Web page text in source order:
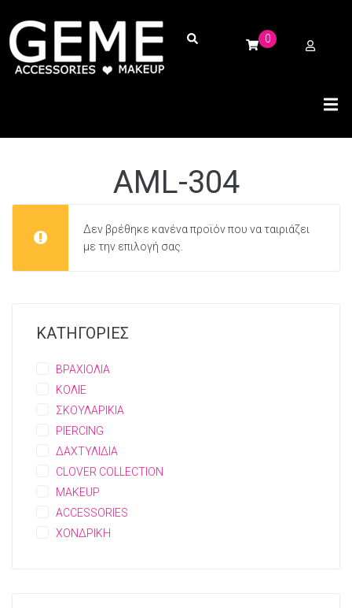
0
AML-304
Δεν βρέθηκε κανένα προϊόν που να ταιριάζει
με την επιλογή σας.
ΚΑΤΗΓΟΡΙΕΣ
ΒΡΑΧΙΟΛΙΑ
ΚΟΛΙΕ
ΣΚΟΥΛΑΡΙΚΙΑ
PIERCING
ΔΑΧΤΥΛΙΔΙΑ
CLOVER COLLECTION
MAKEUP
ACCESSORIES
ΧΟΝΔΡΙΚΗ